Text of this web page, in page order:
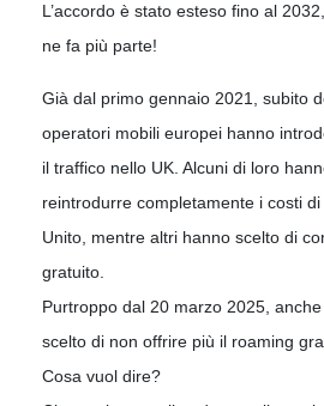
L’accordo è stato esteso fino al
ne fa più parte!
Già dal primo gennaio 2021, subito
operatori mobili europei hanno
il traffico nello UK. Alcuni di loro
reintrodurre completamente i costi
Unito, mentre altri hanno scelto di
gratuito.
Purtroppo dal 20 marzo 2025,
scelto di non offrire più il roaming
Cosa vuol dire?